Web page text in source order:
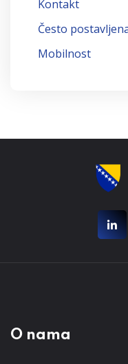
Kontakt
Često
Mobilnost
O nama